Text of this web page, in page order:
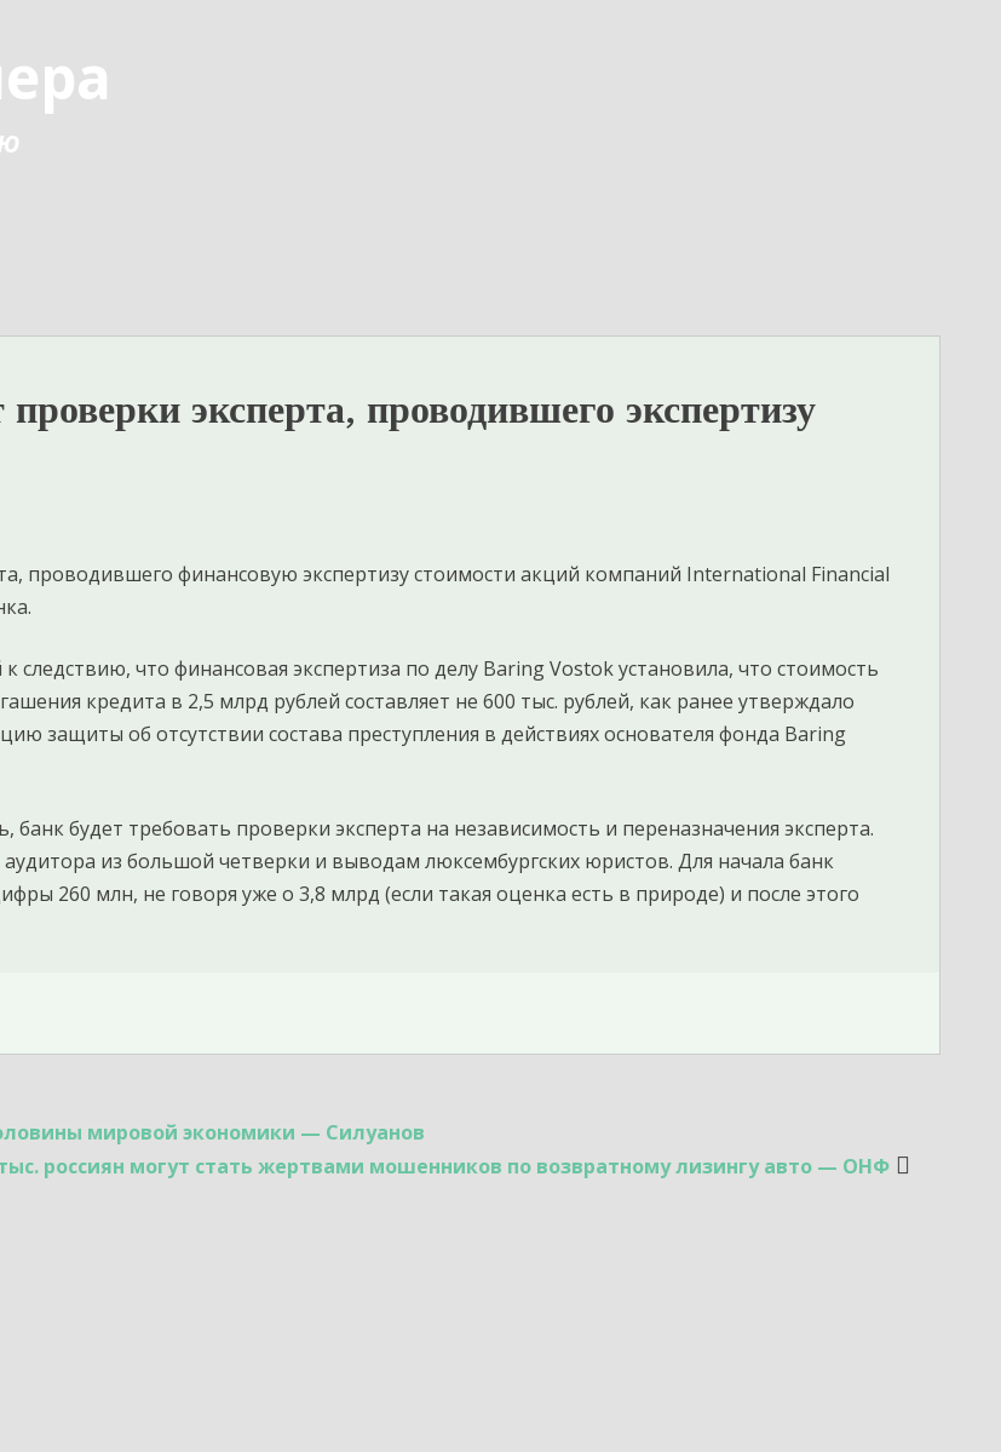
эксперта, проводившего экспертизу
проводившего финансовую экспертизу стоимости акций компаний International Financial
следствию, что финансовая экспертиза по делу Baring Vostok установила, что стоимость
кредита в 2,5 млрд рублей составляет не 600 тыс. рублей, как ранее утверждало
защиты об отсутствии состава преступления в действиях основателя фонда Baring
банк будет требовать проверки эксперта на независимость и переназначения эксперта.
из большой четверки и выводам люксембургских юристов. Для начала банк
260 млн, не говоря уже о 3,8 млрд (если такая оценка есть в природе) и после этого
мировой экономики — Силуанов
россиян могут стать жертвами мошенников по возвратному лизингу авто — ОНФ